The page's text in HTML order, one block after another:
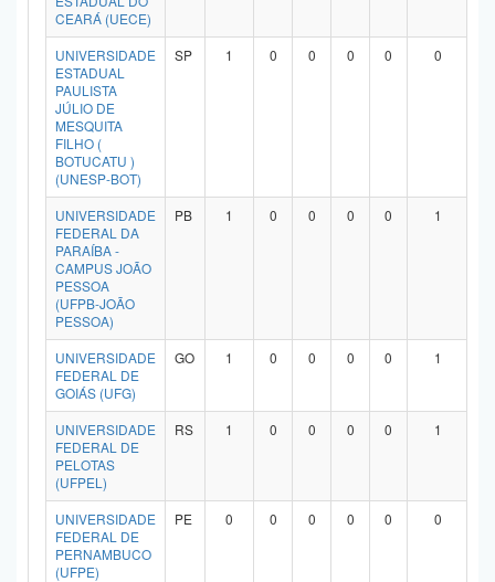
CEARÁ (UECE)
UNIVERSIDADE
ESTADUAL
PAULISTA
JÚLIO DE
MESQUITA
FILHO (
BOTUCATU )
(UNESP-BOT)
SP 1 0 0 0 0 0
UNIVERSIDADE
FEDERAL DA
PARAÍBA -
CAMPUS JOÃO
PESSOA
(UFPB-JOÃO
PESSOA)
PB 1 0 0 0 0 1
UNIVERSIDADE
FEDERAL DE
GOIÁS (UFG)
GO 1 0 0 0 0 1
UNIVERSIDADE
FEDERAL DE
PELOTAS
(UFPEL)
RS 1 0 0 0 0 1
UNIVERSIDADE
FEDERAL DE
PERNAMBUCO
(UFPE)
PE 0 0 0 0 0 0